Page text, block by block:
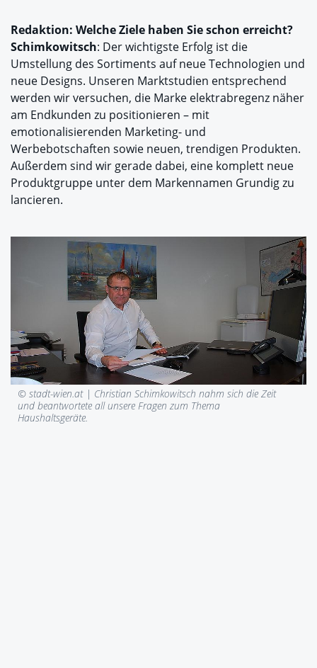
Redaktion: Welche Ziele haben Sie schon erreicht?
Schimkowitsch: Der wichtigste Erfolg ist die
Umstellung des Sortiments auf neue Technologien und
neue Designs. Unseren Marktstudien entsprechend
werden wir versuchen, die Marke elektrabregenz näher
am Endkunden zu positionieren – mit
emotionalisierenden Marketing- und
Werbebotschaften sowie neuen, trendigen Produkten.
Außerdem sind wir gerade dabei, eine komplett neue
Produktgruppe unter dem Markennamen Grundig zu
lancieren.
© stadt-wien.at | Christian Schimkowitsch nahm sich die Zeit
und beantwortete all unsere Fragen zum Thema
Haushaltsgeräte.